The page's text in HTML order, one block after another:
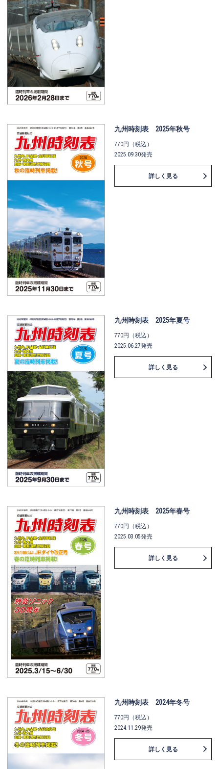
九州時刻表 2025年秋号
770円（税込）
2025.09.30発売
詳しく見る
九州時刻表 2025年夏号
770円（税込）
2025.06.27発売
詳しく見る
九州時刻表 2025年春号
770円（税込）
2025.03.05発売
詳しく見る
九州時刻表 2024年冬号
770円（税込）
2024.11.29発売
詳しく見る